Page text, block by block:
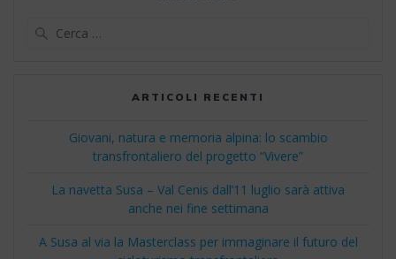
ARTICOLI RECENTI
Giovani, natura e memoria alpina: lo scambio
transfrontaliero del progetto “Vivere”
La navetta Susa – Val Cenis dall’11 luglio sarà attiva
anche nei fine settimana
A Susa al via la Masterclass per immaginare il futuro del